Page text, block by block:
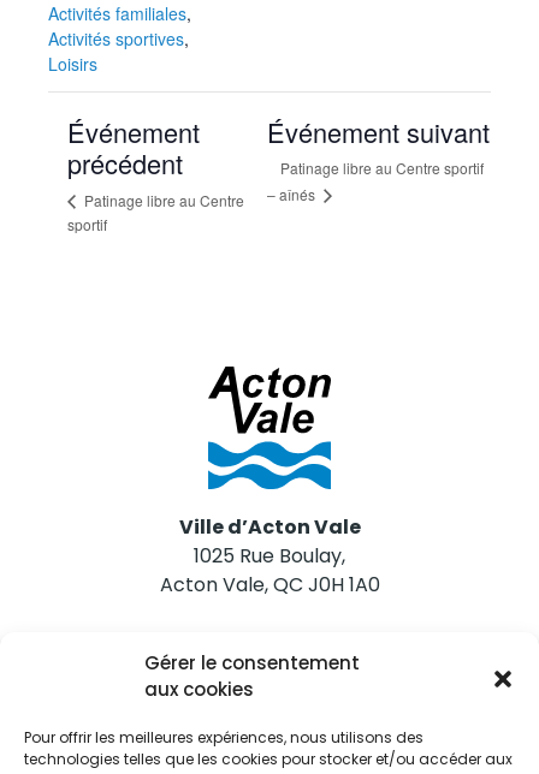
Gérer le consentement
aux cookies
Pour offrir les meilleures expériences, nous utilisons des
technologies telles que les cookies pour stocker et/ou accéder aux
Activités familiales,
Activités sportives,
Loisirs
Événement
précédent
Patinage libre au Centre
sportif
Événement suivant
Patinage libre au Centre sportif
– aînés
Ville d’Acton Vale
1025 Rue Boulay,
Acton Vale, QC J0H 1A0
Nous joindre
Tél. 450 546-2703